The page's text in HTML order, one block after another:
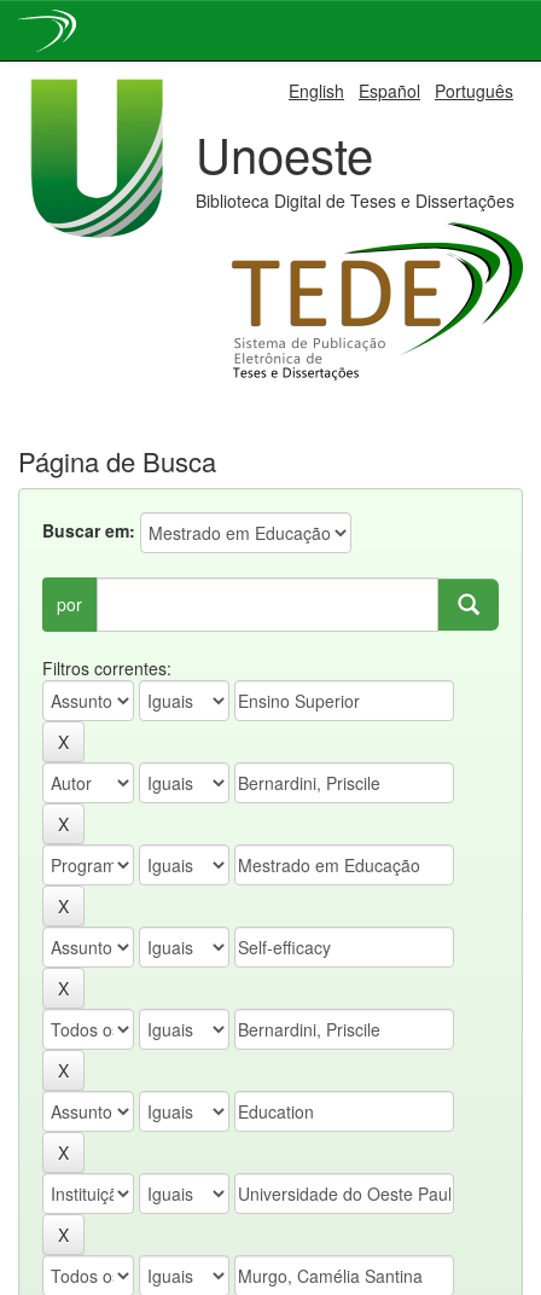
English Español Português
Unoeste
Biblioteca Digital de Teses e Dissertações
Página de Busca
Buscar em:
por
Filtros correntes: